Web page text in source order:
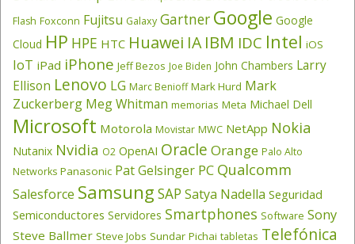
Flash Foxconn Fujitsu Galaxy Gartner Google Google
Cloud HP HPE HTC Huawei IA IBM IDC Intel iOS
IoT iPad iPhone Jeff Bezos Joe Biden John Chambers Larry
Ellison Lenovo LG Marc Benioff Mark Hurd Mark
Zuckerberg Meg Whitman memorias Meta Michael Dell
Microsoft Motorola Movistar MWC NetApp Nokia
Nutanix Nvidia O2 OpenAI Oracle Orange Palo Alto
Networks Panasonic Pat Gelsinger PC Qualcomm
Salesforce Samsung SAP Satya Nadella Seguridad
Semiconductores Servidores Smartphones Software Sony
Steve Ballmer Steve Jobs Sundar Pichai tabletas Telefónica